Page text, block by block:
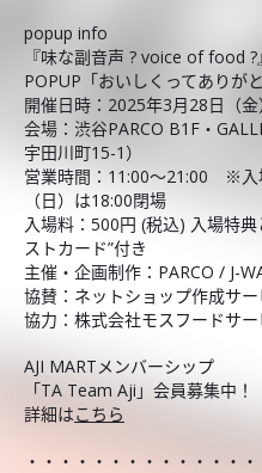
popup info
『味な副音声 ? voice of food
POPUP「おいしくってありがと
開催日時：2025年3月28日（金
会場：渋谷PARCO B1F・
宇田川町15-1）
営業時間：11:00～21:00 ※入
（日）は18:00閉場
入場料：500円 (税込) 入場特
ストカード”付き
主催・企画制作：PARCO / J-
協賛：ネットショップ作成サー
協力：株式会社モスフードサー
AJI MARTメンバーシップ
「TA Team Aji」会員募集中！
詳細はこちら
・・・・・・・・・・・・・・